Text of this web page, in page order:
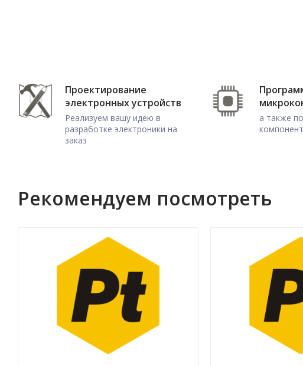
Проектирование
электронных устройств
Реализуем вашу идею в
разработке электроники на
заказ
а также
Рекомендуем посмотреть